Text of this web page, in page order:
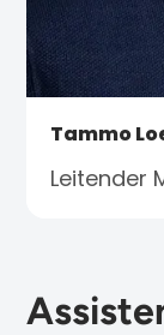
Tammo
Leitender